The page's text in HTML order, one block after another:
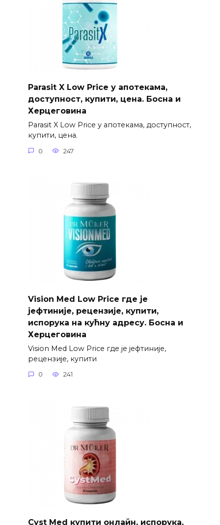
Parasit X Low Price у апотекама,
доступност, купити, цена. Босна и
Херцеговина
Parasit X Low Price у апотекама, доступност,
купити, цена.
0 247
Vision Med Low Price где је
јефтиније, рецензије, купити,
испорука на кућну адресу. Босна и
Херцеговина
Vision Med Low Price где је јефтиније,
рецензије, купити
0 241
Cyst Med купити онлайн, испорука,